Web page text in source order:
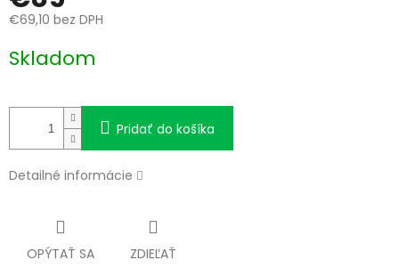
€69,10 bez DPH
cena:
Skladom
Pridať do košíka
Detailné informácie
OPÝTAŤ SA ZDIEĽAŤ